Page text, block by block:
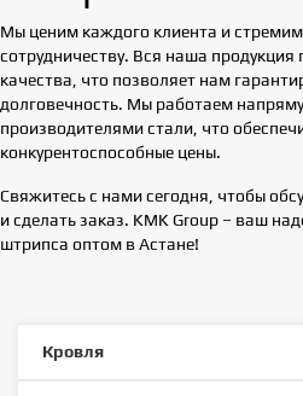
Кровля
Мы ценим каждого клиента и
сотрудничеству. Вся наша продукция
качества, что позволяет нам
долговечность. Мы работаем
производителями стали, что
конкурентоспособные цены.
Свяжитесь с нами сегодня, чтобы
и сделать заказ. KMK Group – ваш
штрипса оптом в Астане!